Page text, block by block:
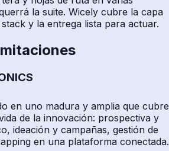
la suite. Wicely cubre la capa
y la entrega lista para actuar.
en uno madura y amplia que cubre
de la innovación: prospectiva y
ideación y campañas, gestión de
en una plataforma conectada.